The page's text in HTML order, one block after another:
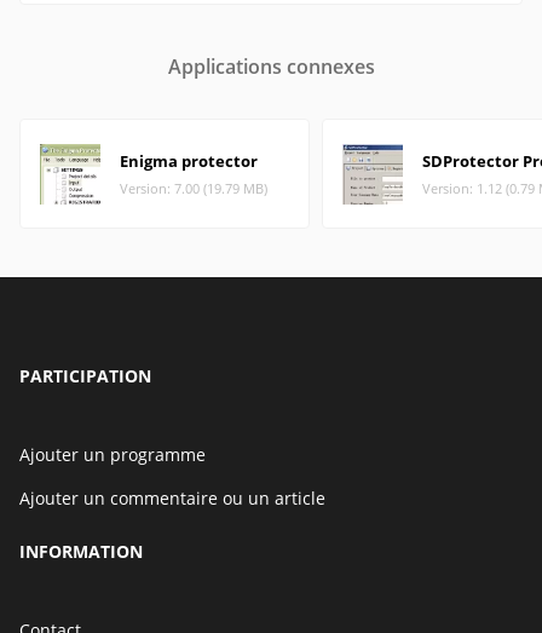
Applications connexes
Enigma protector
Version: 7.00 (19.79 MB)
SDProtector
Version: 1.12 (0.79
PARTICIPATION
Ajouter un programme
Ajouter un commentaire ou un article
INFORMATION